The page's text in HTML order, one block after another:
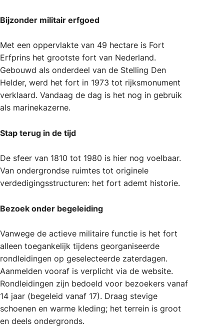
Bijzonder militair erfgoed
Met een oppervlakte van 49 hectare is Fort
Erfprins het grootste fort van Nederland.
Gebouwd als onderdeel van de Stelling Den
Helder, werd het fort in 1973 tot rijksmonument
verklaard. Vandaag de dag is het nog in gebruik
als marinekazerne.
Stap terug in de tijd
De sfeer van 1810 tot 1980 is hier nog voelbaar.
Van ondergrondse ruimtes tot originele
verdedigingsstructuren: het fort ademt historie.
Bezoek onder begeleiding
Vanwege de actieve militaire functie is het fort
alleen toegankelijk tijdens georganiseerde
rondleidingen op geselecteerde zaterdagen.
Aanmelden vooraf is verplicht via de website.
Rondleidingen zijn bedoeld voor bezoekers vanaf
14 jaar (begeleid vanaf 17). Draag stevige
schoenen en warme kleding; het terrein is groot
en deels ondergronds.